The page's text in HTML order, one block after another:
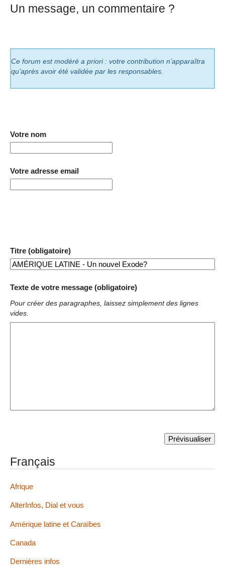
Un message, un commentaire ?
Ce forum est modéré a priori : votre contribution n’apparaîtra
qu’après avoir été validée par les responsables.
Votre nom
Votre adresse email
Titre (obligatoire)
Texte de votre message (obligatoire)
Pour créer des paragraphes, laissez simplement des lignes
vides.
Français
Afrique
AlterInfos, Dial et vous
Amérique latine et Caraïbes
Canada
Dernières infos